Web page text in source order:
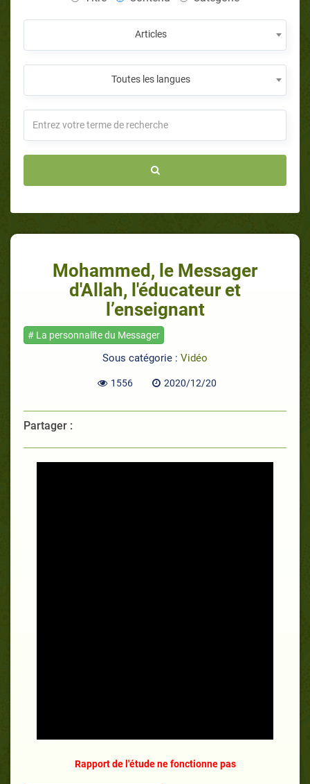
Articles
Toutes les langues
Mohammed, le Messager
d'Allah, l'éducateur et
l’enseignant
# La personnalite du Messager
Sous catégorie : Vidéo
1556 2020/12/20
Partager :
Rapport de l'étude ne fonctionne pas